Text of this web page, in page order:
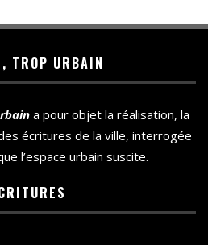
TROP URBAIN
a pour objet la réalisation, la
écritures de la ville, interrogée
l’espace urbain suscite.